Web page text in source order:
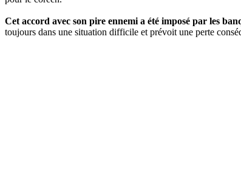
Cet accord avec son pire ennemi a été imposé par les
toujours dans une situation difficile et prévoit une perte